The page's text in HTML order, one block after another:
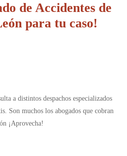
de Accidentes de
para tu caso!
a distintos despachos especializados
Son muchos los abogados que cobran
¡Aprovecha!